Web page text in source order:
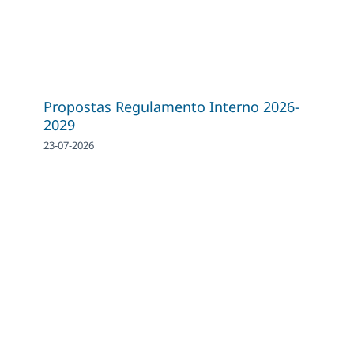
Propostas Regulamento Interno 2026-
2029
23-07-2026